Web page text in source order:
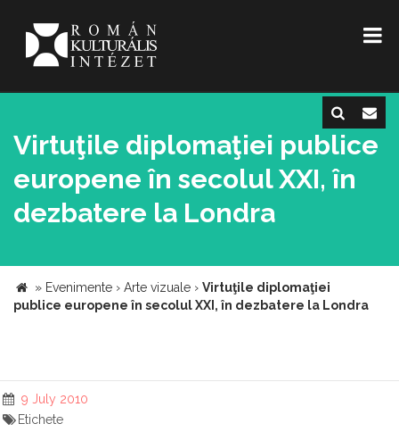
Virtuţile diplomaţiei publice
europene în secolul XXI, în
dezbatere la Londra
» Evenimente › Arte vizuale › Virtuţile diplomaţiei
publice europene în secolul XXI, în dezbatere la Londra
9 July 2010
Etichete